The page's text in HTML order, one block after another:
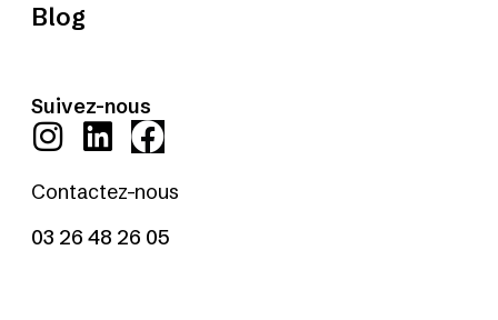
Blog
Suivez-nous
Contactez-nous
03 26 48 26 05